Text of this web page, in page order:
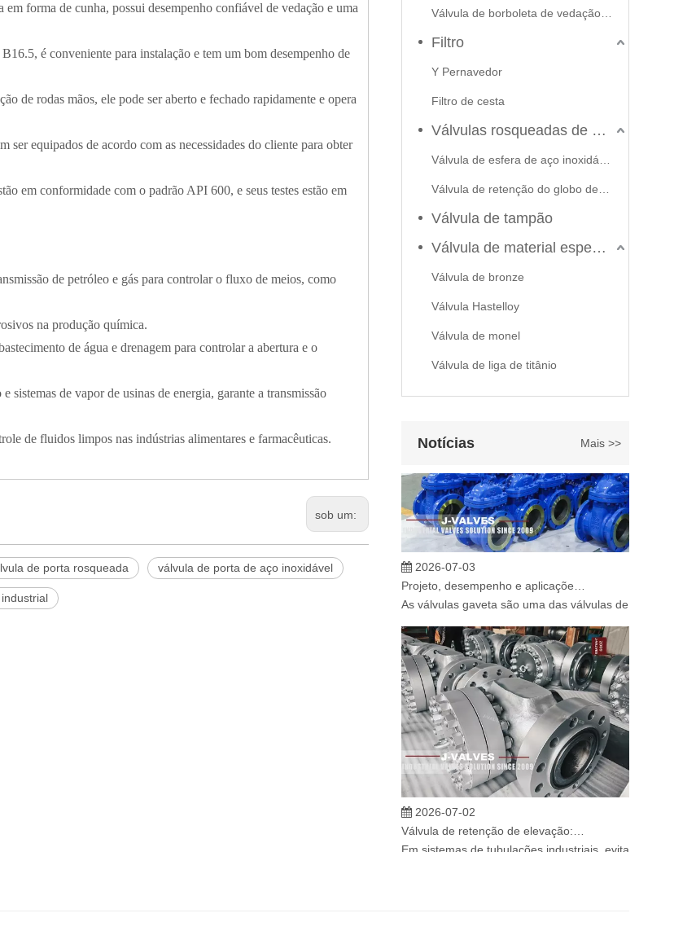
forma de cunha, possui desempenho confiável de vedação e uma
é conveniente para instalação e tem um bom desempenho de
de rodas mãos, ele pode ser aberto e fechado rapidamente e opera
ser equipados de acordo com as necessidades do cliente para obter
em conformidade com o padrão API 600, e seus testes estão em
de petróleo e gás para controlar o fluxo de meios, como
na produção química.
de água e drenagem para controlar a abertura e o
sistemas de vapor de usinas de energia, garante a transmissão
de fluidos limpos nas indústrias alimentares e farmacêuticas.
sob um:
de porta rosqueada válvula de porta de aço inoxidável
Filtro
Y Pernavedor
Filtro de cesta
Válvulas rosqueadas de aço inoxidável
Válvula de tampão
Válvula de material especial
Válvula de bronze
Válvula Hastelloy
Válvula de monel
Válvula de liga de titânio
Notícias Mais >>
J-VALVES fabrica válvula de esfera de alta
2026-07-03
As válvulas gaveta são uma das válvulas de
2026-07-02
Em sistemas de tubulações industriais, evitar o fluxo